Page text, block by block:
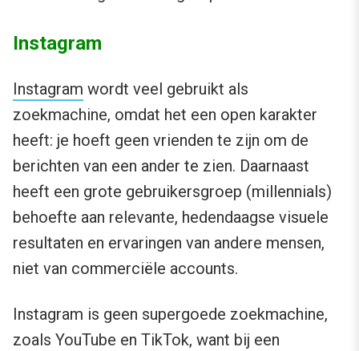
Instagram
Instagram wordt veel gebruikt als
zoekmachine, omdat het een open karakter
heeft: je hoeft geen vrienden te zijn om de
berichten van een ander te zien. Daarnaast
heeft een grote gebruikersgroep (millennials)
behoefte aan relevante, hedendaagse visuele
resultaten en ervaringen van andere mensen,
niet van commerciële accounts.
Instagram is geen supergoede zoekmachine,
zoals YouTube en TikTok, want bij een